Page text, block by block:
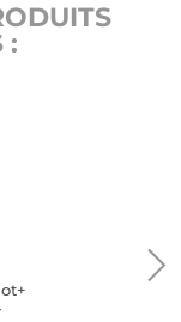
: